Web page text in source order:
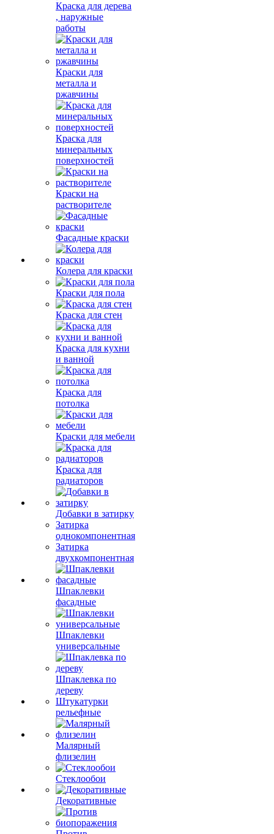
Краска для дерева
, наружные
работы
Краски для
металла и
ржавчины
Краска для
минеральных
поверхностей
Краски на
растворителе
Фасадные краски
Колера для краски
Краски для пола
Краска для стен
Краска для кухни
и ванной
Краска для
потолка
Краски для мебели
Краска для
радиаторов
Добавки в затирку
Затирка
однокомпонентная
Затирка
двухкомпонентная
Шпаклевки
фасадные
Шпаклевки
универсальные
Шпаклевка по
дереву
Штукатурки
рельефные
Малярный
флизелин
Стеклообои
Декоративные